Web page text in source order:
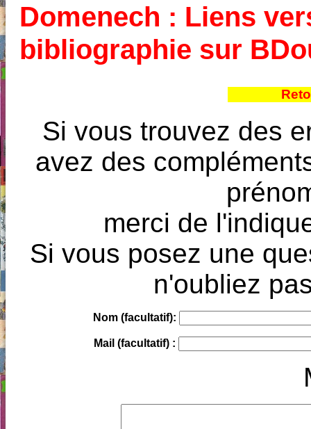
Domenech : Liens
bibliographie sur
Si vous trouvez des
avez des
merci de
Si vous posez une
n'oubliez
Nom (facultatif):
Mail (facultatif) :